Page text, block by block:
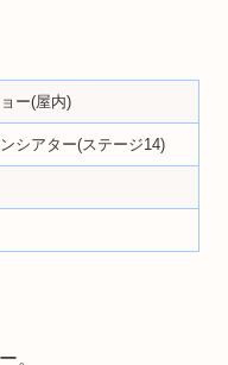
ー(屋内)
シアター(ステージ14)
。